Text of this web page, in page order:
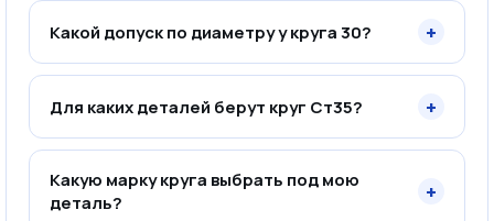
Какой допуск по диаметру у круга 30? +
Для каких деталей берут круг Ст35? +
Какую марку круга выбрать под мою
деталь?
+